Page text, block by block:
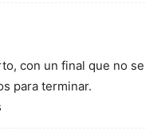
con un final que no se
para terminar.